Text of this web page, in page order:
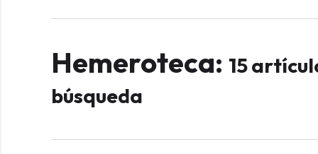
Hemeroteca: 15
búsqueda